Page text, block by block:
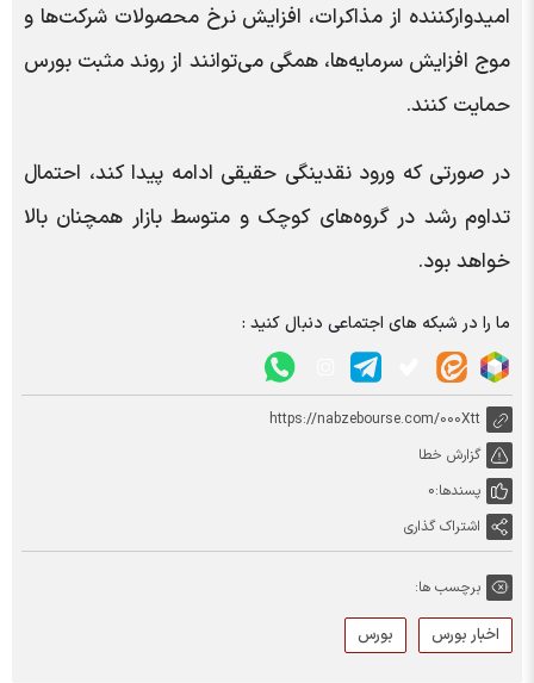
امیدوارکننده از مذاکرات، افزایش نرخ محصولات شرکت‌ها و
موج افزایش سرمایه‌ها، همگی می‌توانند از روند مثبت بورس
حمایت کنند.
در صورتی که ورود نقدینگی حقیقی ادامه پیدا کند، احتمال
تداوم رشد در گروه‌های کوچک و متوسط بازار همچنان بالا
خواهد بود.
ما را در شبکه های اجتماعی دنبال کنید :
https://nabzebourse.com/000Xtt
گزارش خطا
پسندها:0
اشتراک گذاری
برچسب ها:
اخبار بورس بورس